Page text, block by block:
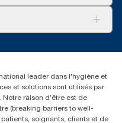
leader dans l'hygiène et
et solutions sont utilisés par
raison d’être est de
(breaking barriers to well-
soignants, clients et de